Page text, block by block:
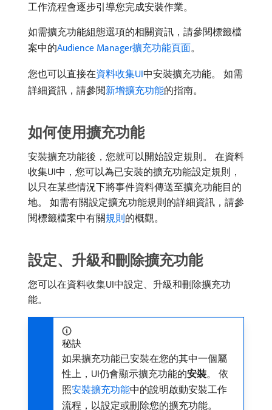
工作流程會逐步引導您完成安裝作業。
如需擴充功能組態選項的相關資訊，請參閱標籤檔
案中的Audience Manager擴充功能頁面。
您也可以直接在資料收集UI中安裝擴充功能。 如需
詳細資訊，請參閱新增擴充功能的指南。
如何使用擴充功能
安裝擴充功能後，您就可以開始設定規則。 在資料
收集UI中，您可以為已安裝的擴充功能設定規則，
以只在某些情況下將事件資料傳送至擴充功能目的
地。 如需有關設定擴充功能規則的詳細資訊，請參
閱標籤檔案中有關規則的概觀。
設定、升級和刪除擴充功能
您可以在資料收集UI中設定、升級和刪除擴充功
能。
秘訣
如果擴充功能已安裝在您的其中一個屬
性上，UI仍會顯示擴充功能的​安裝。 依
照安裝擴充功能中的說明啟動安裝工作
流程，以設定或刪除您的擴充功能。